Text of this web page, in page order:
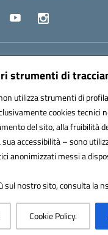
strumenti di
utilizza strumenti di
cookies tecnici
del sito, alla fruibilità
accessibilità – sono
anonimizzati messi a
sul nostro sito, consulta la
Cookie Policy.
Email:
FGPC180008
Amministrazioni (IPA):
& Powered by 3D
& Design by